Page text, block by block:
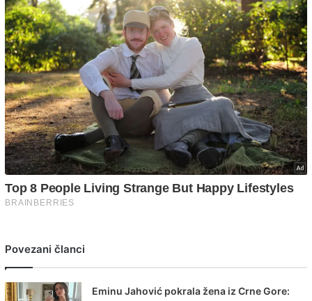
Povezani članci
Eminu Jahović pokrala žena iz Crne Gore: